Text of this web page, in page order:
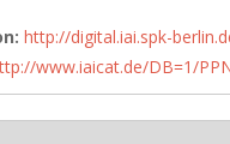
http://digital.iai.spk-
www.iaicat.de/DB=1/